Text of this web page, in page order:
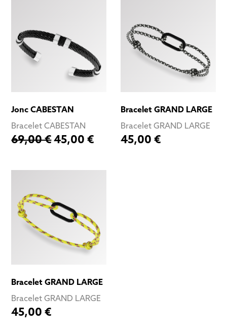
Jonc CABESTAN
Bracelet CABESTAN
69,00 €45,00 €
Bracelet GRAND LARGE
Bracelet GRAND LARGE
45,00 €
Bracelet GRAND LARGE
Bracelet GRAND LARGE
45,00 €